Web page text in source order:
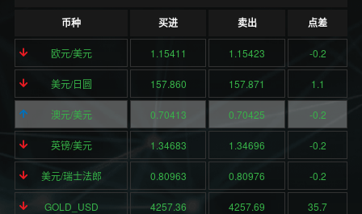
币种 买进 卖出 点差
欧元/美元 1.15411 1.15423 -0.2
美元/日圆 157.860 157.871 1.1
澳元/美元 0.70413 0.70425 -0.2
英镑/美元 1.34683 1.34696 -0.2
美元/瑞士法郎 0.80963 0.80976 -0.2
GOLD_USD 4257.36 4257.69 35.7